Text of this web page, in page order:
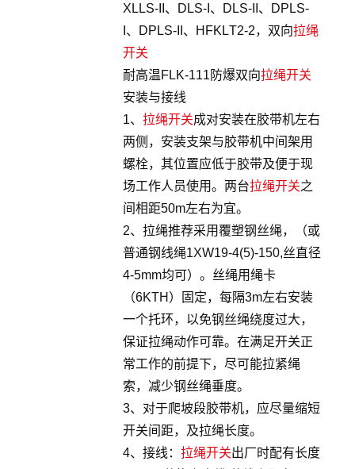
XLLS-II、DLS-I、DLS-II、DPLS-
I、DPLS-II、HFKLT2-2，双向拉绳
开关
耐高温FLK-111防爆双向拉绳开关
安装与接线
1、 拉绳开关成对安装在胶带机左右
两侧，安装支架与胶带机中间架用
螺栓，其位置应低于胶带及便于现
场工作人员使用。两台拉绳开关之
间相距50m左右为宜。
2、拉绳推荐采用覆塑钢丝绳，（或
普通钢线绳1XW19-4(5)-150,丝直径
4-5mm均可）。丝绳用绳卡
（6KTH）固定，每隔3m左右安装
一个托环，以免钢丝绳绕度过大，
保证拉绳动作可靠。在满足开关正
常工作的前提下，尽可能拉紧绳
索，减少钢丝绳垂度。
3、对于爬坡段胶带机，应尽量缩短
开关间距，及拉绳长度。
4、接线： 拉绳开关出厂时配有长度